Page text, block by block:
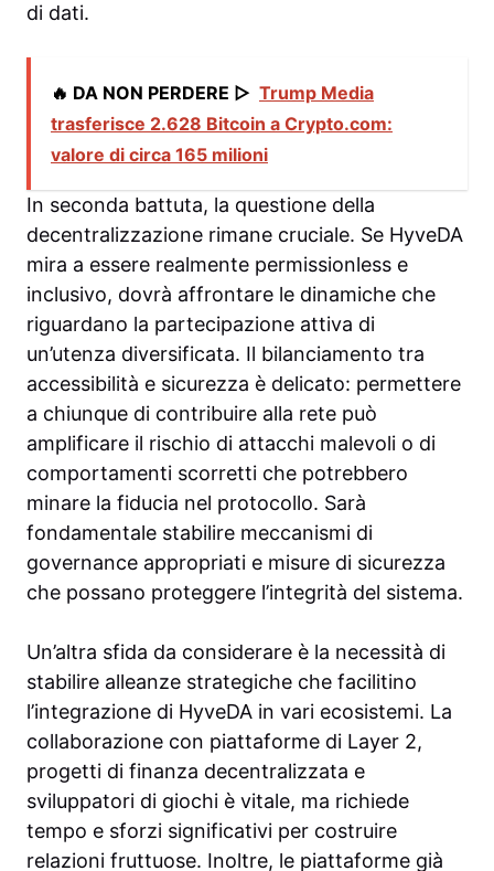
di dati.
🔥 DA NON PERDERE ▷ Trump Media
trasferisce 2.628 Bitcoin a Crypto.com:
valore di circa 165 milioni
In seconda battuta, la questione della
decentralizzazione rimane cruciale. Se HyveDA
mira a essere realmente permissionless e
inclusivo, dovrà affrontare le dinamiche che
riguardano la partecipazione attiva di
un’utenza diversificata. Il bilanciamento tra
accessibilità e sicurezza è delicato: permettere
a chiunque di contribuire alla rete può
amplificare il rischio di attacchi malevoli o di
comportamenti scorretti che potrebbero
minare la fiducia nel protocollo. Sarà
fondamentale stabilire meccanismi di
governance appropriati e misure di sicurezza
che possano proteggere l’integrità del sistema.
Un’altra sfida da considerare è la necessità di
stabilire alleanze strategiche che facilitino
l’integrazione di HyveDA in vari ecosistemi. La
collaborazione con piattaforme di Layer 2,
progetti di finanza decentralizzata e
sviluppatori di giochi è vitale, ma richiede
tempo e sforzi significativi per costruire
relazioni fruttuose. Inoltre, le piattaforme già